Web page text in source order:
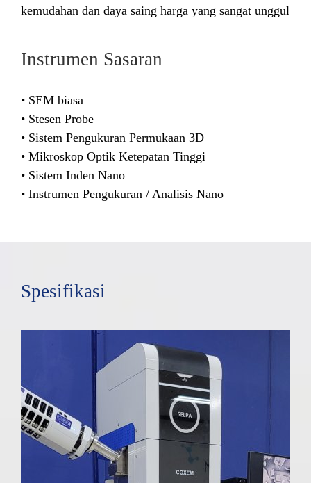
kemudahan dan daya saing harga yang sangat unggul
Instrumen Sasaran
• SEM biasa
• Stesen Probe
• Sistem Pengukuran Permukaan 3D
• Mikroskop Optik Ketepatan Tinggi
• Sistem Inden Nano
• Instrumen Pengukuran / Analisis Nano
Spesifikasi